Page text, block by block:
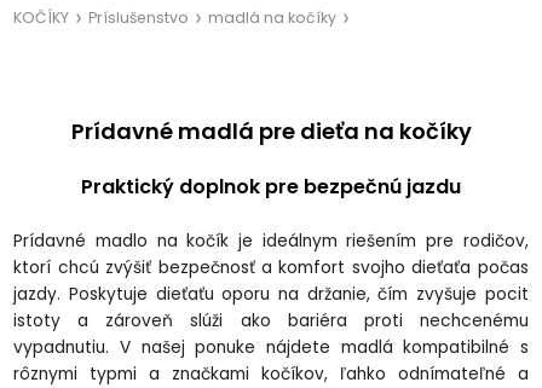
KOČÍKY Príslušenstvo madlá na kočíky
Prídavné madlá pre dieťa na kočíky
Praktický doplnok pre bezpečnú jazdu
Prídavné madlo na kočík je ideálnym riešením pre rodičov,
ktorí chcú zvýšiť bezpečnosť a komfort svojho dieťaťa počas
jazdy. Poskytuje dieťaťu oporu na držanie, čím zvyšuje pocit
istoty a zároveň slúži ako bariéra proti nechcenému
vypadnutiu. V našej ponuke nájdete madlá kompatibilné s
rôznymi typmi a značkami kočíkov, ľahko odnímateľné a